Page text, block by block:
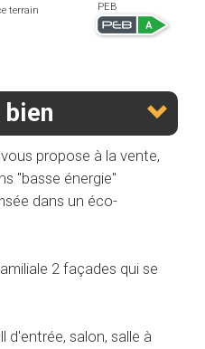
terrain PEB
propose à la vente,
"basse énergie"
dans un éco-
2 façades qui se
d'entrée, salon, salle à